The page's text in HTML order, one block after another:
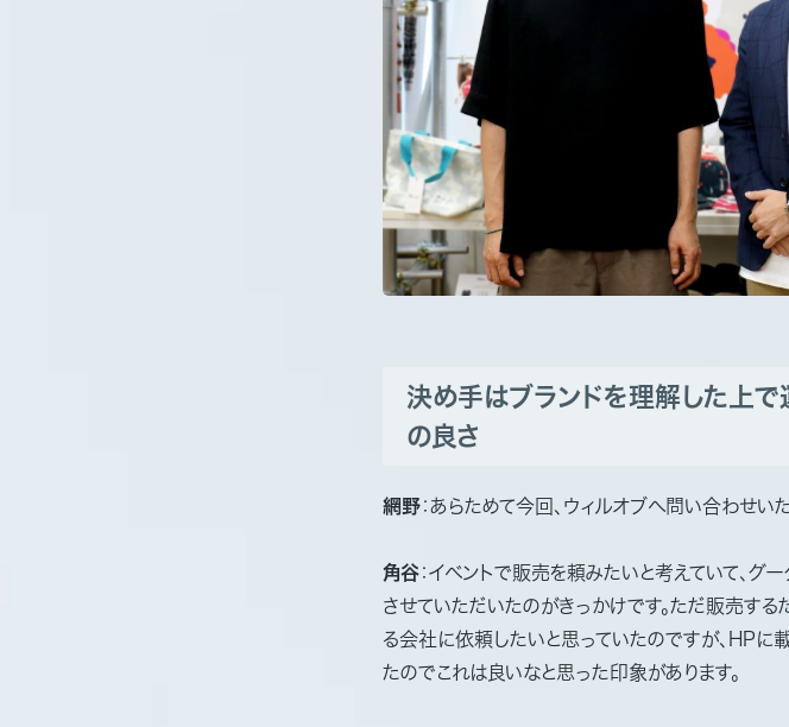
決め手はブランドを理解した上
の良さ
網野：あらためて今回、ウィルオブへ問い合わせい
角谷：イベントで販売を頼みたいと考えていて、
させていただいたのがきっかけです。ただ販売す
る会社に依頼したいと思っていたのですが、HP
たのでこれは良いなと思った印象があります。